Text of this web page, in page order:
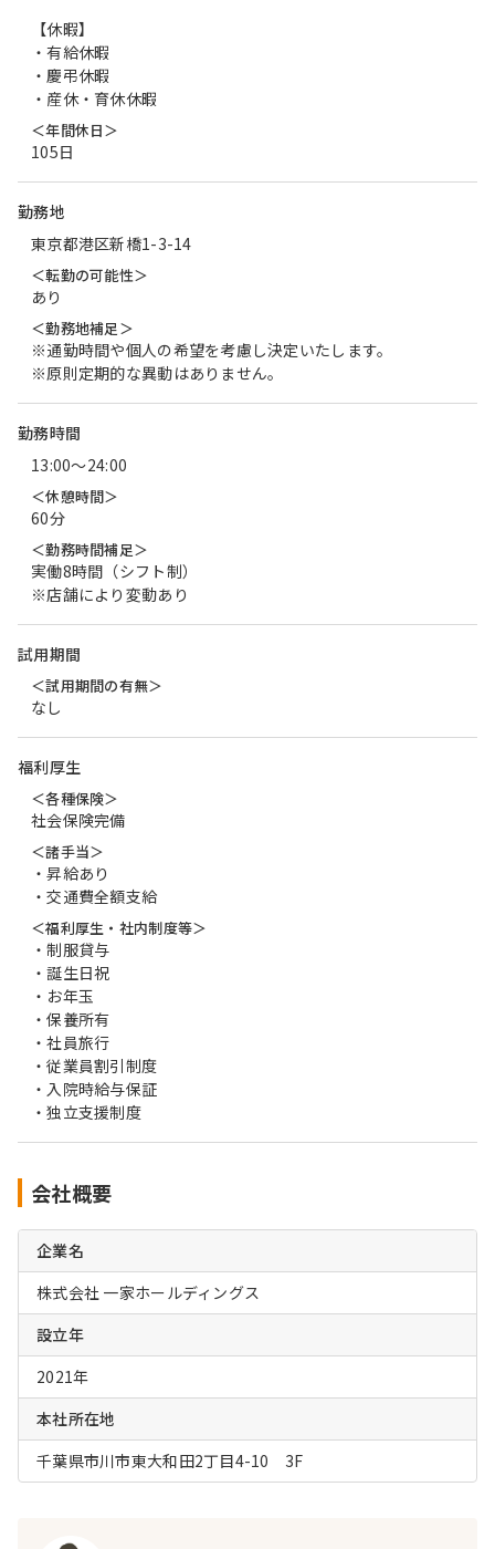
【休暇】
・有給休暇
・慶弔休暇
・産休・育休休暇
＜年間休日＞
105日
勤務地
東京都港区新橋1-3-14
＜転勤の可能性＞
あり
＜勤務地補足＞
※通勤時間や個人の希望を考慮し決定いたします。
※原則定期的な異動はありません。
勤務時間
13:00〜24:00
＜休憩時間＞
60分
＜勤務時間補足＞
実働8時間（シフト制）
※店舗により変動あり
試用期間
＜試用期間の有無＞
なし
福利厚生
＜各種保険＞
社会保険完備
＜諸手当＞
・昇給あり
・交通費全額支給
＜福利厚生・社内制度等＞
・制服貸与
・誕生日祝
・お年玉
・保養所有
・社員旅行
・従業員割引制度
・入院時給与保証
・独立支援制度
会社概要
企業名
株式会社 一家ホールディングス
設立年
2021年
本社所在地
千葉県市川市東大和田2丁目4-10 3F